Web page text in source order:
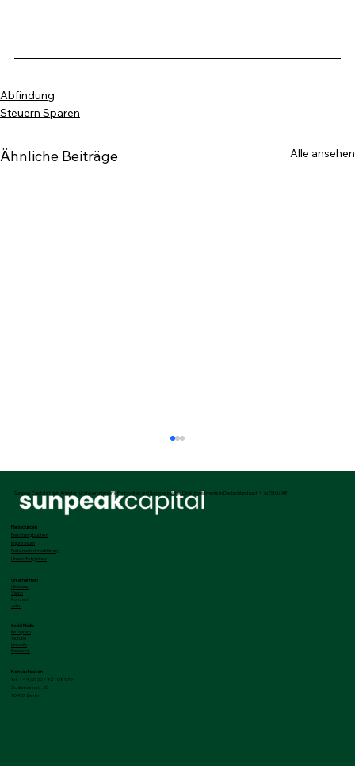
Abfindung
Steuern Sparen
Ähnliche Beiträge Alle ansehen
Sunpeak Capital ist dein Anbieter für steueroptimierte Photovoltaik und Batteriespeicher Direktinvestments in Deutschland nach § 7g EStG (IAB)
Ressourcen
Beratung buchen
Impressum
Datenschutzerklärung
Unser Ratgeber
Unternehmen
Über uns
Vision
Konzept
Jobs
Social Media
Instagram
Youtube
LinkedIn
Facebook
Kontaktdaten
Tel. +49 (0) 30 / 921 081 76
Schliemannstr. 33
10437 Berlin